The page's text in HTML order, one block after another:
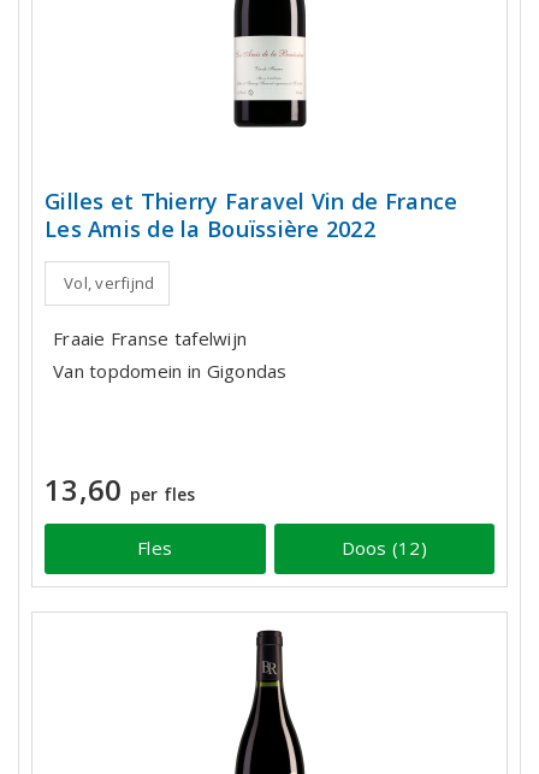
Gilles et Thierry Faravel Vin de France
Les Amis de la Bouïssière 2022
Vol, verfijnd
Fraaie Franse tafelwijn
Van topdomein in Gigondas
13,60 per fles
Fles Doos (12)